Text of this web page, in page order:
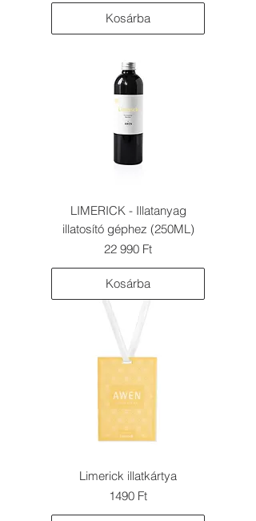
Kosárba
LIMERICK - Illatanyag
illatosító géphez (250ML)
Ár
22 990 Ft
Kosárba
Limerick illatkártya
Ár
1490 Ft